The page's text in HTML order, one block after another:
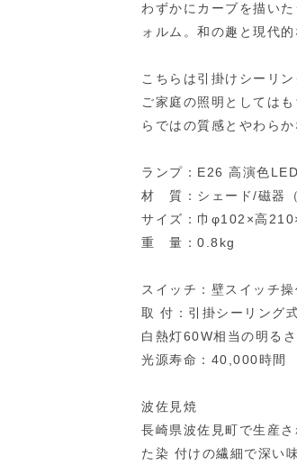
わずかにカーブを描い
ォルム。和の趣と現代
こちらは引掛けシーリ
ご家庭の照明としては
らではの質感とやわら
ランプ：E26 高演色
材 質：シェード/磁器（
サイズ：巾φ102×高
重 量：0.8kg
スイッチ：壁スイッチ操
取 付：引掛シーリング
白熱灯60W相当の明るさ
光源寿命：40,000時間
波佐見焼
長崎県波佐見町で生産
た染 付けの繊細で深い